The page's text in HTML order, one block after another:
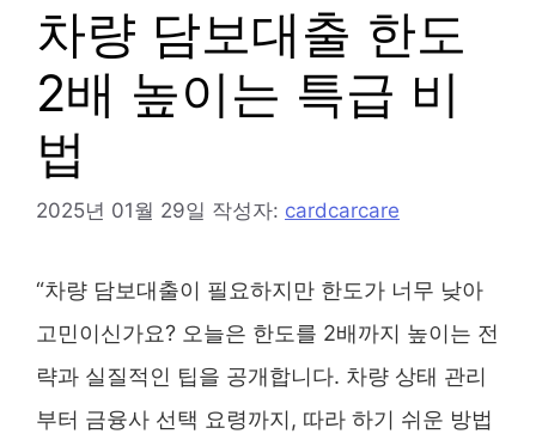
차량 담보대출 한도
2배 높이는 특급 비
법
2025년 01월 29일 작성자: cardcarcare
“차량 담보대출이 필요하지만 한도가 너무 낮아
고민이신가요? 오늘은 한도를 2배까지 높이는 전
략과 실질적인 팁을 공개합니다. 차량 상태 관리
부터 금융사 선택 요령까지, 따라 하기 쉬운 방법